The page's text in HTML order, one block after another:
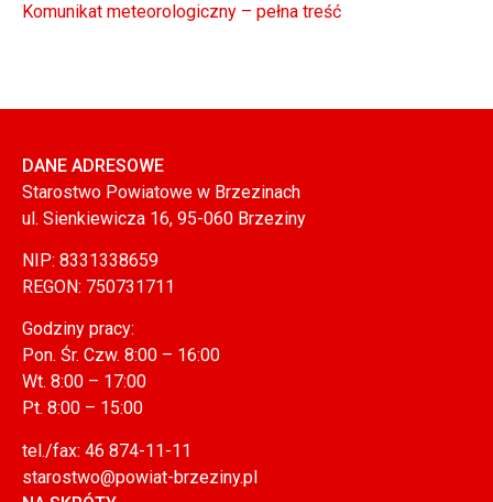
Komunikat meteorologiczny – pełna treść
DANE ADRESOWE
Starostwo Powiatowe w Brzezinach
ul. Sienkiewicza 16, 95-060 Brzeziny
NIP: 8331338659
REGON: 750731711
Godziny pracy:
Pon. Śr. Czw. 8:00 – 16:00
Wt. 8:00 – 17:00
Pt. 8:00 – 15:00
tel./fax: 46 874-11-11
starostwo@powiat-brzeziny.pl